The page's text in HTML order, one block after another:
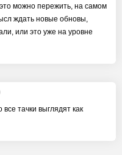
можно пережить, на самом
ждать новые обновы,
или это уже на уровне
тачки выглядят как